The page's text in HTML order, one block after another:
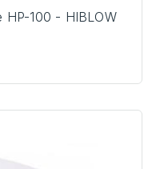
HP-100 - HIBLOW